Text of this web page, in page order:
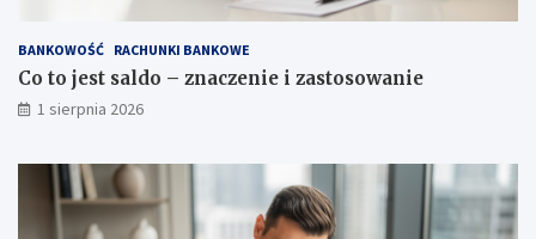
BANKOWOŚĆ RACHUNKI BANKOWE
Co to jest saldo – znaczenie i zastosowanie
1 sierpnia 2026